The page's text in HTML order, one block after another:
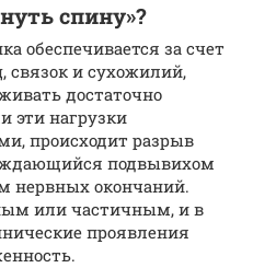
спину»?
обеспечивается за счет
и сухожилий,
достаточно
эти нагрузки
происходит разрыв
подвывихом
нервных окончаний.
или частичным, и в
проявления